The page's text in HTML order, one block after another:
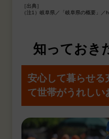
［出典］
（注1）岐阜県／「岐阜県の概要」
知っておき
安心して暮らせる
て世帯がうれしい